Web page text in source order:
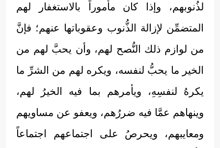
لذُنوبهم، وإذا كان مأموراً بالاستغفار لهم
المتضمِّن لإزالة الذُّنوب وعقوباتها عنهم؛ فإنَّ
من لوازم ذلك النُّصح لهم، وأن يحبَّ لهم من
الخير ما يحبُّ لنفسه، ويكره لهم من الشرِّ ما
يكرهُ لنفسِهِ، ويأمرهم بما فيه الخيرُ لهم،
وينهاهم عمَّا فيه ضررُهم، ويعفو عن مساويهم
ومعايبهم، ويحرصُ على اجتماعهم اجتماعاً